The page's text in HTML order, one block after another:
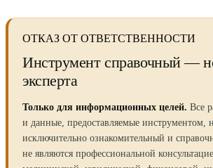
ОТКАЗ ОТ ОТВЕТСТВЕННОСТИ
Инструмент справочный —
эксперта
Только для информационных целей. Все
и данные, предоставляемые инструментом,
исключительно ознакомительный и
не являются профессиональной